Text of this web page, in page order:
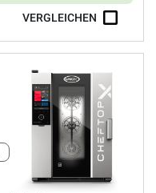
VERGLEICHEN